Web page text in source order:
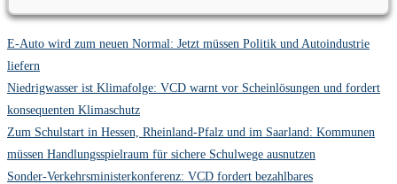
E-Auto wird zum neuen Normal: Jetzt müssen Politik und Autoindustrie
liefern
Niedrigwasser ist Klimafolge: VCD warnt vor Scheinlösungen und fordert
konsequenten Klimaschutz
Zum Schulstart in Hessen, Rheinland-Pfalz und im Saarland: Kommunen
müssen Handlungsspielraum für sichere Schulwege ausnutzen
Sonder-Verkehrsministerkonferenz: VCD fordert bezahlbares